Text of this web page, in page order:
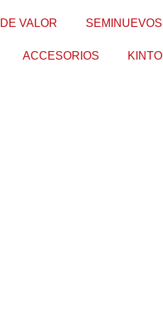
VALOR SEMINUEVOS
ACCESORIOS KINTO